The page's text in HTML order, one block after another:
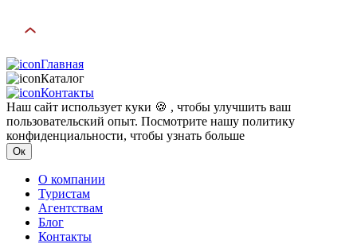
Главная
Каталог
Контакты
Наш сайт использует куки 🍪 , чтобы улучшить ваш
пользовательский опыт. Посмотрите нашу политику
конфиденциальности, чтобы узнать больше
Ок
О компании
Туристам
Агентствам
Блог
Контакты